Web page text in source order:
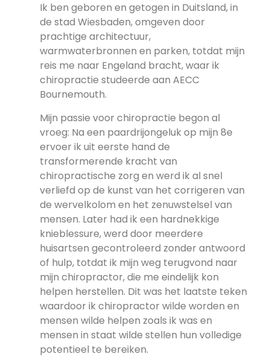
Ik ben geboren en getogen in Duitsland, in
de stad Wiesbaden, omgeven door
prachtige architectuur,
warmwaterbronnen en parken, totdat mijn
reis me naar Engeland bracht, waar ik
chiropractie studeerde aan AECC
Bournemouth.
Mijn passie voor chiropractie begon al
vroeg: Na een paardrijongeluk op mijn 8e
ervoer ik uit eerste hand de
transformerende kracht van
chiropractische zorg en werd ik al snel
verliefd op de kunst van het corrigeren van
de wervelkolom en het zenuwstelsel van
mensen. Later had ik een hardnekkige
knieblessure, werd door meerdere
huisartsen gecontroleerd zonder antwoord
of hulp, totdat ik mijn weg terugvond naar
mijn chiropractor, die me eindelijk kon
helpen herstellen. Dit was het laatste teken
waardoor ik chiropractor wilde worden en
mensen wilde helpen zoals ik was en
mensen in staat wilde stellen hun volledige
potentieel te bereiken.